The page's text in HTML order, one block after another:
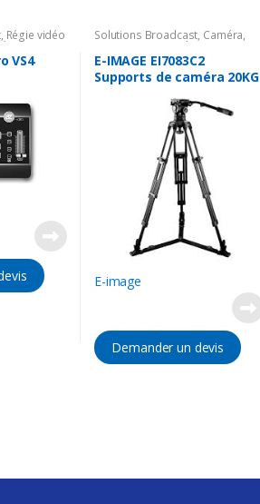
, Régie vidéo
VS4
Solutions Broadcast, Caméra,
Accessoires Caméra Support
E-IMAGE EI7083C2
Supports de caméra 20KG
E-image
Demander un devis